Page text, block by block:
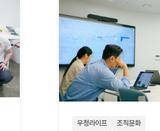
우청라이프 조직문화